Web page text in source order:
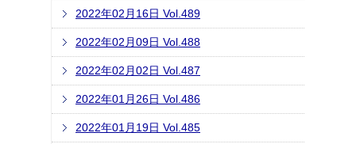
2022年02月16日 Vol.489
2022年02月09日 Vol.488
2022年02月02日 Vol.487
2022年01月26日 Vol.486
2022年01月19日 Vol.485